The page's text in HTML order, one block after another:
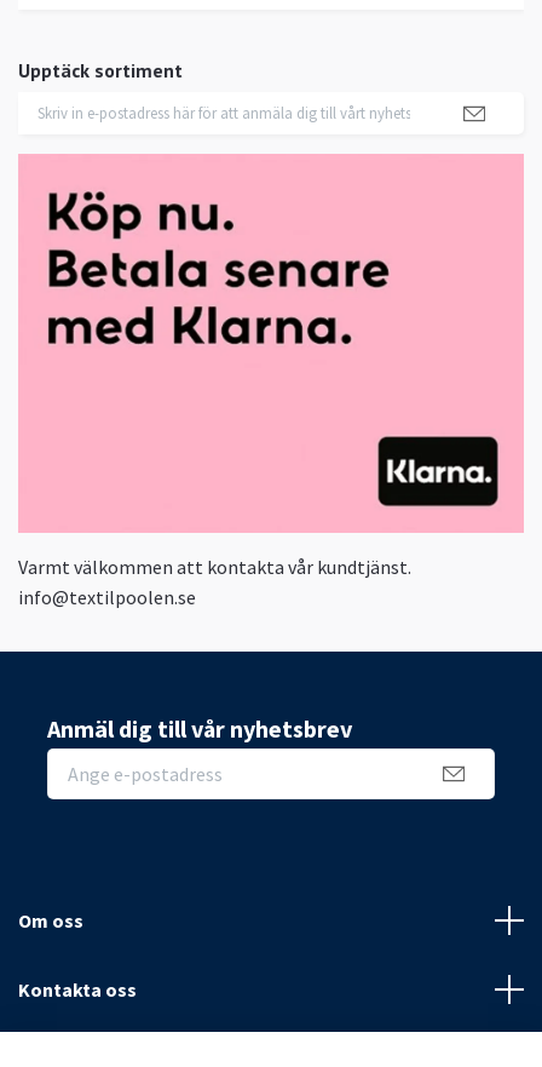
Upptäck sortiment
Varmt välkommen att kontakta vår kundtjänst.
info@textilpoolen.se
Anmäl dig till vår nyhetsbrev
Om oss
Kontakta oss